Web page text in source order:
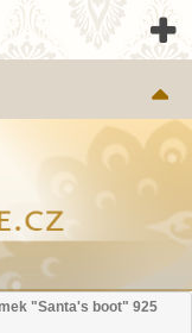
"Santa's boot" 925